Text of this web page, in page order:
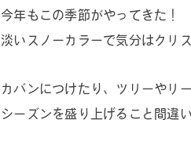
今年もこの季節がやってきた！
淡いスノーカラーで気分はクリ
カバンにつけたり、ツリーやリ
シーズンを盛り上げること間違い